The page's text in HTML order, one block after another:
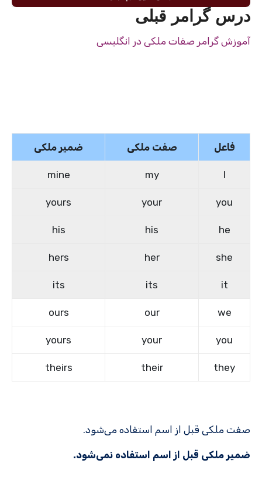
درس گرامر قبلی
آموزش گرامر صفات ملکی در انگلیسی
فاعل صفت ملکی ضمیر ملکی
I
my
mine
you
your
yours
he
his
his
she
her
hers
it
its
its
we
our
ours
you
your
yours
they
their
theirs
صفت ملکی قبل از اسم استفاده می‌شود.
ضمیر ملکی قبل از اسم استفاده نمی‌شود.